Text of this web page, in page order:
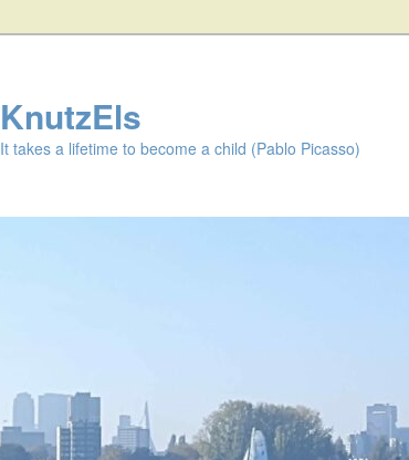
KnutzEls
It takes a lifetime to become a child (Pablo Picasso)